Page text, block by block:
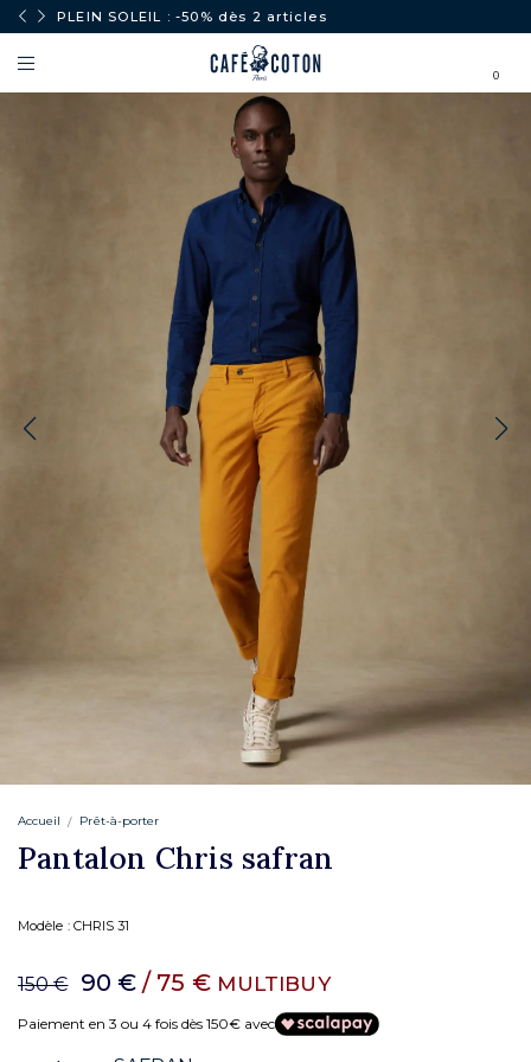
PLEIN SOLEIL : -50% dès 2 articles
0
Accueil Prêt-à-porter
Pantalon Chris safran
Modèle : CHRIS 31
150 € 90 € / 75 € MULTIBUY
Paiement en 3 ou 4 fois dès 150€ avec